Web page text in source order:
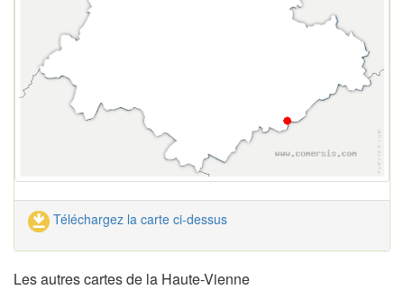
Téléchargez la carte ci-dessus
Les autres cartes de la Haute-Vienne